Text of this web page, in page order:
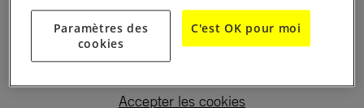
vous souhaitez lire la vidéo, vous devez
consentir aux cookies pour une publicité
ciblée en cliquant sur le bouton ci-dessous.
Accepter les cookies
Paramètres des
cookies
C'est OK pour moi